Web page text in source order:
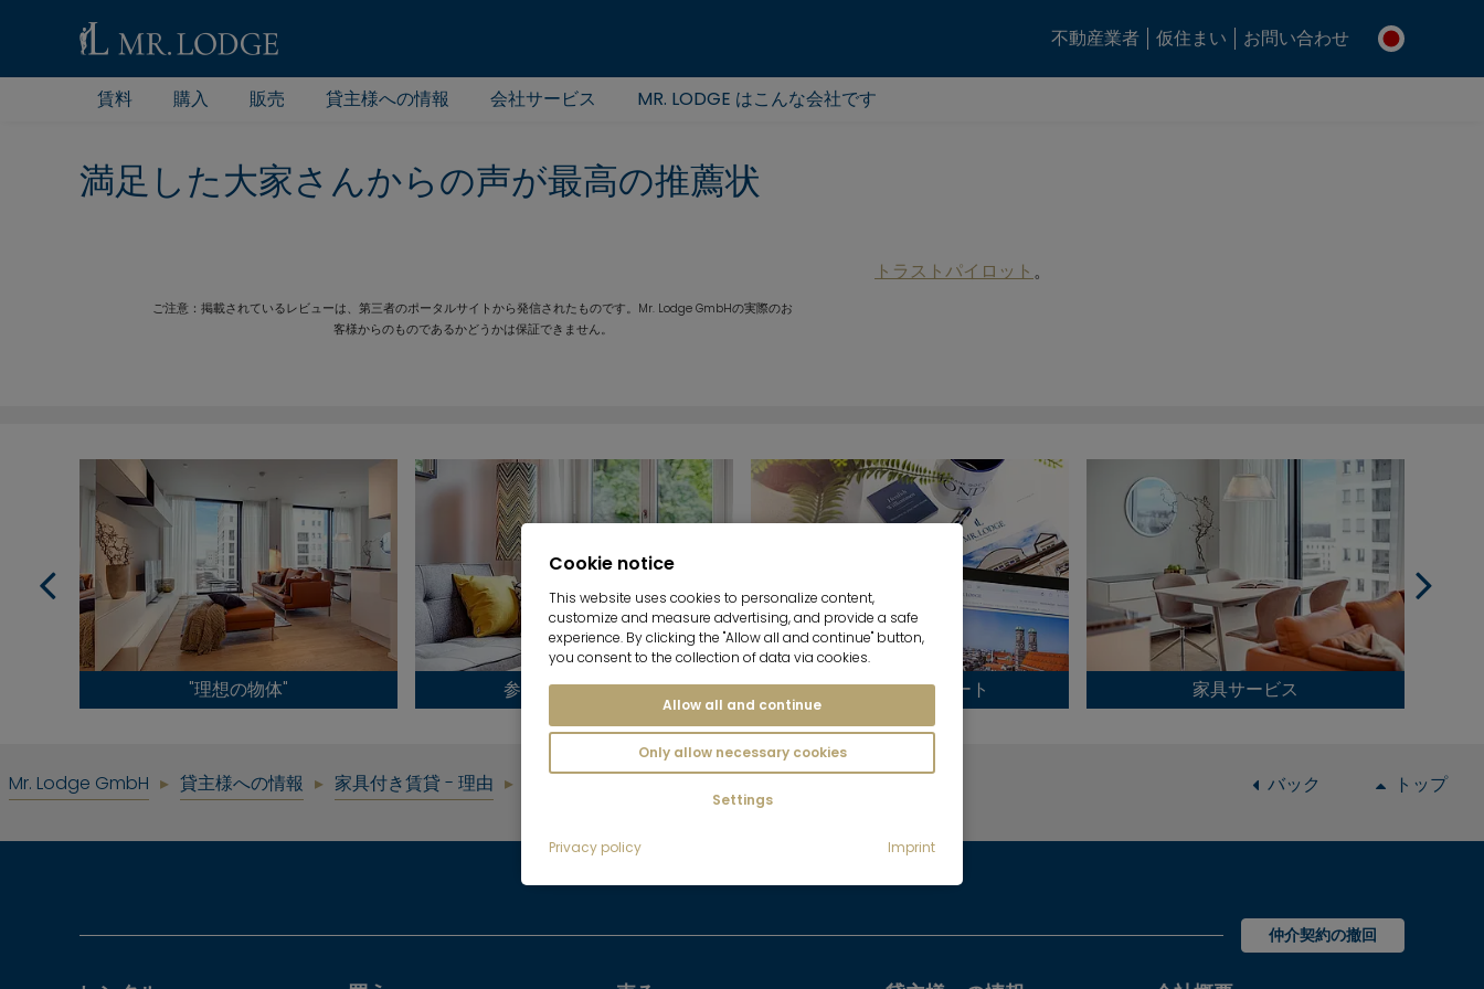
不動産業者 仮住まい お問い合わせ
賃料 購入 販売 貸主様への情報 会社サービス MR. LODGE はこんな会社です
満足した大家さんからの声が最高の推薦状
ご注意：掲載されているレビューは、第三者のポータルサイトから発信されたものです。Mr. Lodge GmbHの実際のお
客様からのものであるかどうかは保証できません。
トラストパイロット 。
"理想の物体" 参照オブジェクト 不動産市場レポート 家具サービス
Mr. Lodge GmbH 貸主様への情報 家具付き賃貸 - 理由 バック トップ
仲介契約の撤回
Cookie notice
This website uses cookies to personalize content,
customize and measure advertising, and provide a safe
experience. By clicking the "Allow all and continue" button,
you consent to the collection of data via cookies.
Allow all and continue
Only allow necessary cookies
Settings
Privacy policy Imprint